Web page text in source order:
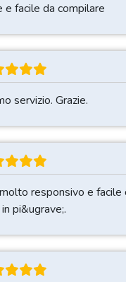
e facile da compilare
servizio. Grazie.
responsivo e facile
pi&ugrave;.